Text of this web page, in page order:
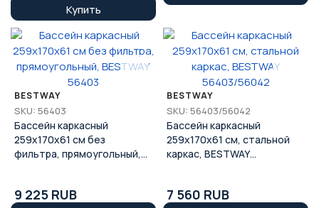
Купить
BESTWAY
SKU: 56403
Бассейн каркасный
259x170x61 см без
фильтра, прямоугольный,
9 225 RUB
BESTWAY
SKU: 56403/56042
Бассейн каркасный
259х170х61 см, стальной
каркас, BESTWAY
7 560 RUB